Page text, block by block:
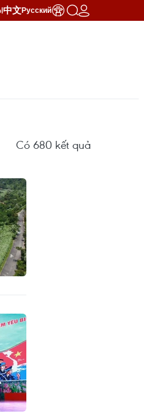
中文Русский
Có 680 kết quả